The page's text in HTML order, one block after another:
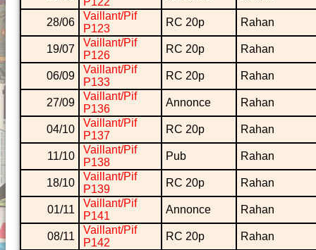
28/06
Vaillant/Pif
P123
RC 20p Rahan
19/07
Vaillant/Pif
P126
RC 20p Rahan
06/09
Vaillant/Pif
P133
RC 20p Rahan
27/09
Vaillant/Pif
P136
Annonce Rahan
04/10
Vaillant/Pif
P137
RC 20p Rahan
11/10
Vaillant/Pif
P138
Pub Rahan
18/10
Vaillant/Pif
P139
RC 20p Rahan
01/11
Vaillant/Pif
P141
Annonce Rahan
08/11
Vaillant/Pif
P142
RC 20p Rahan